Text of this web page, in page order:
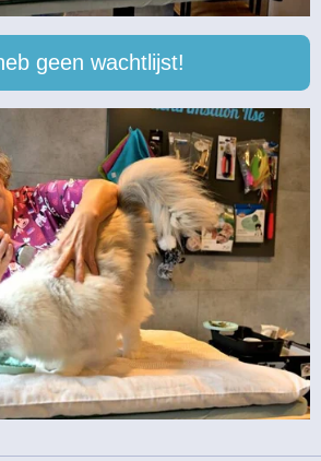
geen wachtlijst!